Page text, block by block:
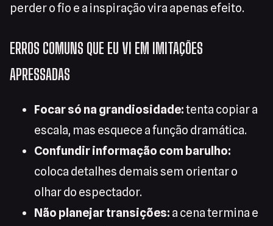
perder o fio e a inspiração vira apenas efeito.
ERROS COMUNS QUE EU VI EM IMITAÇÕES
APRESSADAS
Focar só na grandiosidade:tenta copiar a
escala, mas esquece a função dramática.
Confundir informação com barulho:
coloca detalhes demais sem orientar o
olhar do espectador.
Não planejar transições: a cena termina e